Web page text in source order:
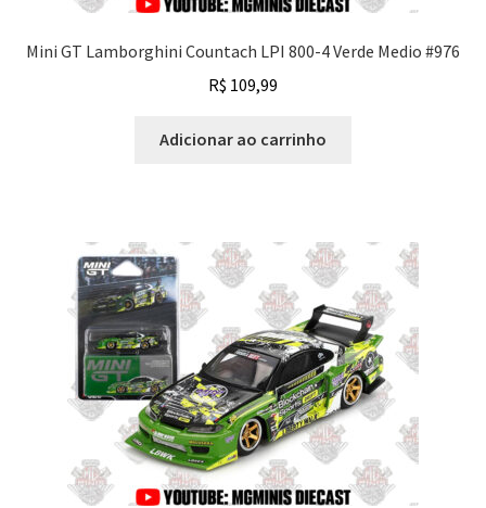
Mini GT Lamborghini Countach LPI 800-4 Verde Medio #976
R$ 109,99
Adicionar ao carrinho